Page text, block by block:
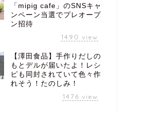
「mipig cafe」のSNSキャ
ンペーン当選でプレオープ
ン招待
1490 view
【澤田食品】手作りだしの
もとデルが届いたよ！レシ
ピも同封されていて色々作
れそう！たのしみ！
1476 view